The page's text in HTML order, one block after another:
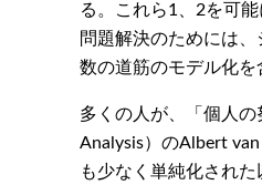
る。これら1、2を可
問題解決のためには
数の道筋のモデル化を
多くの人が、「個人
Analysis）のAlbert
も少なく単純化され